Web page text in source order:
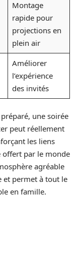
Montage
rapide pour
projections en
plein air
Améliorer
l’expérience
des invités
une soirée
peut réellement
les liens
par le monde
agréable
et permet à tout le
en famille.